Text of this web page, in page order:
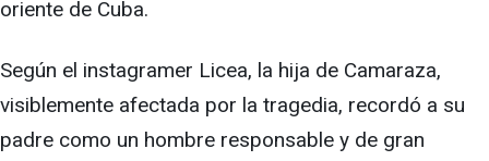
oriente de Cuba.
Según el instagramer Licea, la hija de Camaraza,
visiblemente afectada por la tragedia, recordó a su
padre como un hombre responsable y de gran